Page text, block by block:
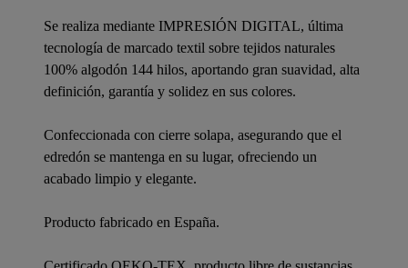
Se realiza mediante IMPRESIÓN DIGITAL, última
tecnología de marcado textil sobre tejidos naturales
100% algodón 144 hilos, aportando gran suavidad, alta
definición, garantía y solidez en sus colores.
Confeccionada con cierre solapa, asegurando que el
edredón se mantenga en su lugar, ofreciendo un
acabado limpio y elegante.
Producto fabricado en España.